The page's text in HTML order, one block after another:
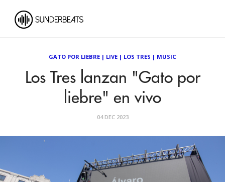
GATO POR LIEBRE | LIVE | LOS TRES | MUSIC
Los Tres lanzan "Gato por
liebre" en vivo
04 DEC 2023